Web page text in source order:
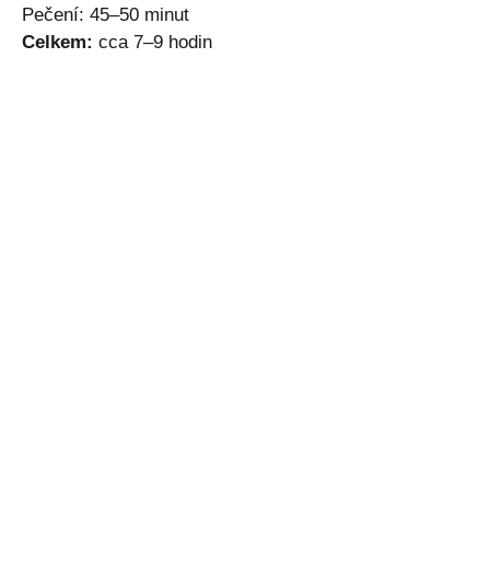
Pečení: 45–50 minut
Celkem: cca 7–9 hodin